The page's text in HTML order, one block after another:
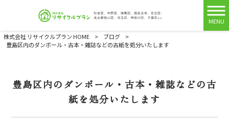
MENU
株式会社 リサイクルプラン HOME
> ブログ
>
豊島区内のダンボール・古本・雑誌などの古紙を処分いたします
豊島区内のダンボール・古本・雑誌などの古
紙を処分いたします